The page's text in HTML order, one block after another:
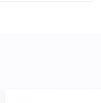
позволит Вам легко